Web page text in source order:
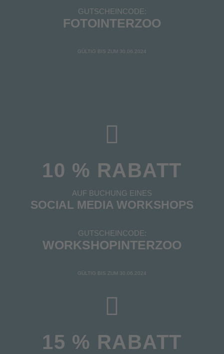
GUTSCHEINCODE:
FOTOINTERZOO
GÜLTIG BIS ZUM 30.06.2024
10 % RABATT
AUF BUCHUNG EINES
SOCIAL MEDIA WORKSHOPS
GUTSCHEINCODE:
WORKSHOPINTERZOO
GÜLTIG BIS ZUM 30.06.2024
15 % RABATT